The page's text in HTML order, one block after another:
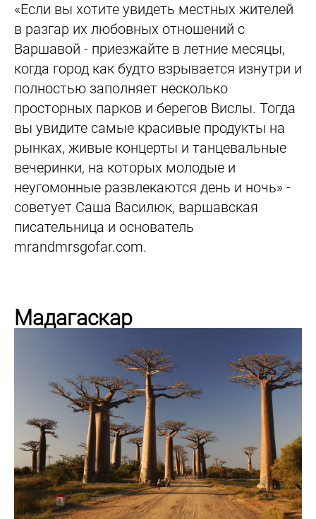
«Если вы хотите увидеть местных жителей
в разгар их любовных отношений с
Варшавой - приезжайте в летние месяцы,
когда город как будто взрывается изнутри и
полностью заполняет несколько
просторных парков и берегов Вислы. Тогда
вы увидите самые красивые продукты на
рынках, живые концерты и танцевальные
вечеринки, на которых молодые и
неугомонные развлекаются день и ночь» -
советует Саша Василюк, варшавская
писательница и основатель
mrandmrsgofar.com.
Мадагаскар